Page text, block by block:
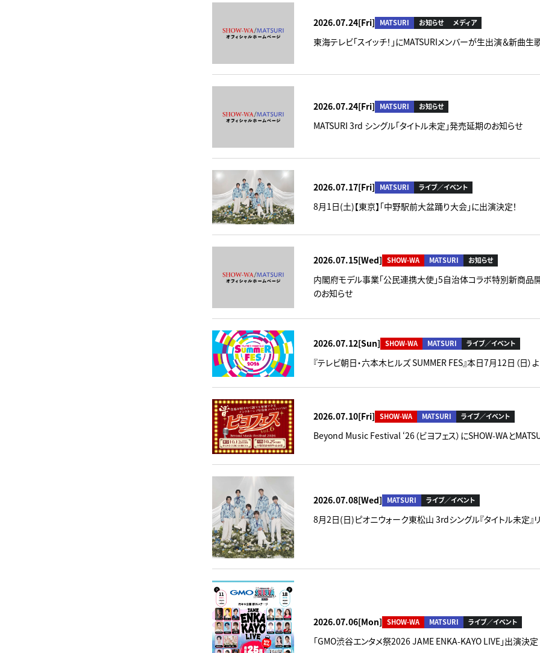
2026.07.24[Fri] MATSURI お知らせ メディア
東海テレビ「スイッチ！」にMATSURIメンバーが生出演＆新曲生
2026.07.24[Fri] MATSURI お知らせ
MATSURI 3rd シングル「タイトル未定」発売延期のお知らせ
2026.07.17[Fri] MATSURI ライブ／イベント
8月1日(土)【東京】「中野駅前大盆踊り大会」に出演決定！
2026.07.15[Wed] SHOW-WA MATSURI お知らせ
内閣府モデル事業「公民連携大使」5自治体コラボ特別新商品
のお知らせ
2026.07.12[Sun] SHOW-WA MATSURI ライブ／イベント
『テレビ朝日・六本木ヒルズ SUMMER FES』本日7月12日（日）
2026.07.10[Fri] SHOW-WA MATSURI ライブ／イベント
Beyond Music Festival ‘26（ビヨフェス）にSHOW-WAと
2026.07.08[Wed] MATSURI ライブ／イベント
8月2日(日)ピオニウォーク東松山 3rdシングル『タイトル未定』
2026.07.06[Mon] SHOW-WA MATSURI ライブ／イベント
「GMO渋谷エンタメ祭2026 JAME ENKA-KAYO LIVE」出演決定